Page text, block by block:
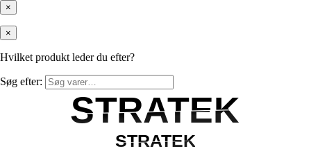
×
×
Hvilket produkt leder du efter?
Søg efter:
STRATEK
STRATEK
STRATEK
STRATEK